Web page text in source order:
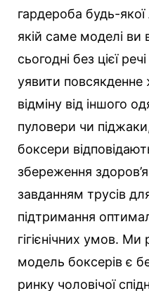
гардероба будь-
якій саме моделі ви
сьогодні без цієї
уявити
відміну від іншого
пуловери чи
боксери
збереження
завданням трусів
підтримання
гігієнічних умов.
модель боксерів є
ринку чоловічої